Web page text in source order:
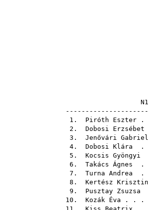
1. Piróth Eszter .
2. Dobosi Erzsébet
3. Jenővári
4. Dobosi Klára .
5. Kocsis Gyöngyi
6. Takács Ágnes .
7. Turna Andrea .
8. Kertész
9. Pusztay Zsuzsa
10. Kozák Éva . . .